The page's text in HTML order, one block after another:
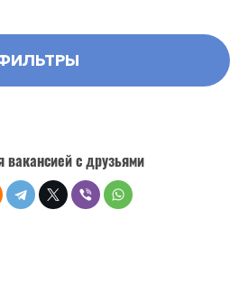
вакансией с друзьями